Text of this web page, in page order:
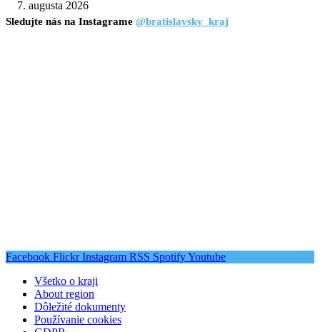
7. augusta 2026
Sledujte nás na Instagrame @bratislavsky_kraj
Facebook Flickr Instagram RSS SpotifyYoutube
Všetko o kraji
About region
Dôležité dokumenty
Používanie cookies